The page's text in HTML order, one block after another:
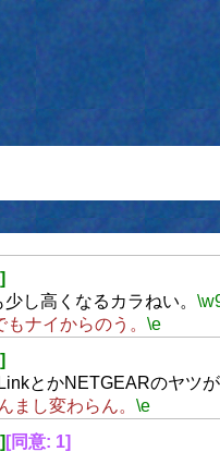
し高くなるカラねい。
ナイからのう。 \e
とかNETGEARのヤツ
まし変わらん。 \e
[同意: 1]